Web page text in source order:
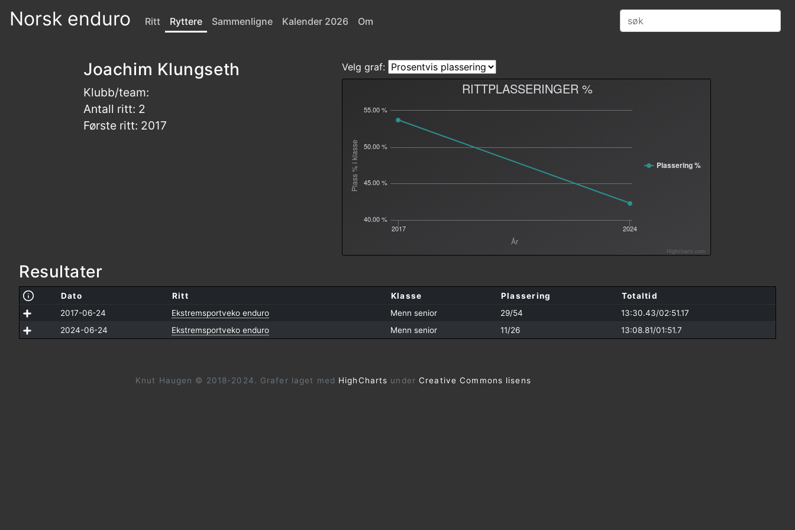
Norsk enduro Ritt Ryttere Sammenligne Kalender 2026 Om
Joachim Klungseth
Klubb/team:
Antall ritt: 2
Første ritt: 2017
Velg graf:
År
Plass % i klasse
RITTPLASSERINGER %
Plassering %
2017 2024
40.00 %
45.00 %
50.00 %
55.00 %
Highcharts.com
Resultater
Dato Ritt Klasse Plassering
Totaltid
2017-06-24
Ekstremsportveko enduro Menn senior 29/54 13:30.43/02:51.17
2024-06-24
Ekstremsportveko enduro Menn senior 11/26 13:08.81/01:51.7
Knut Haugen © 2018-2024. Grafer laget med HighCharts underCreative Commons lisens